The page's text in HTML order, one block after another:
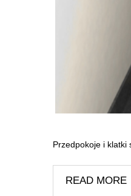
Przedpokoje i klatki
READ MORE